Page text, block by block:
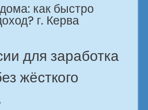
имея
специального
образования?
как быстро
г. Керва
для заработка
жёсткого